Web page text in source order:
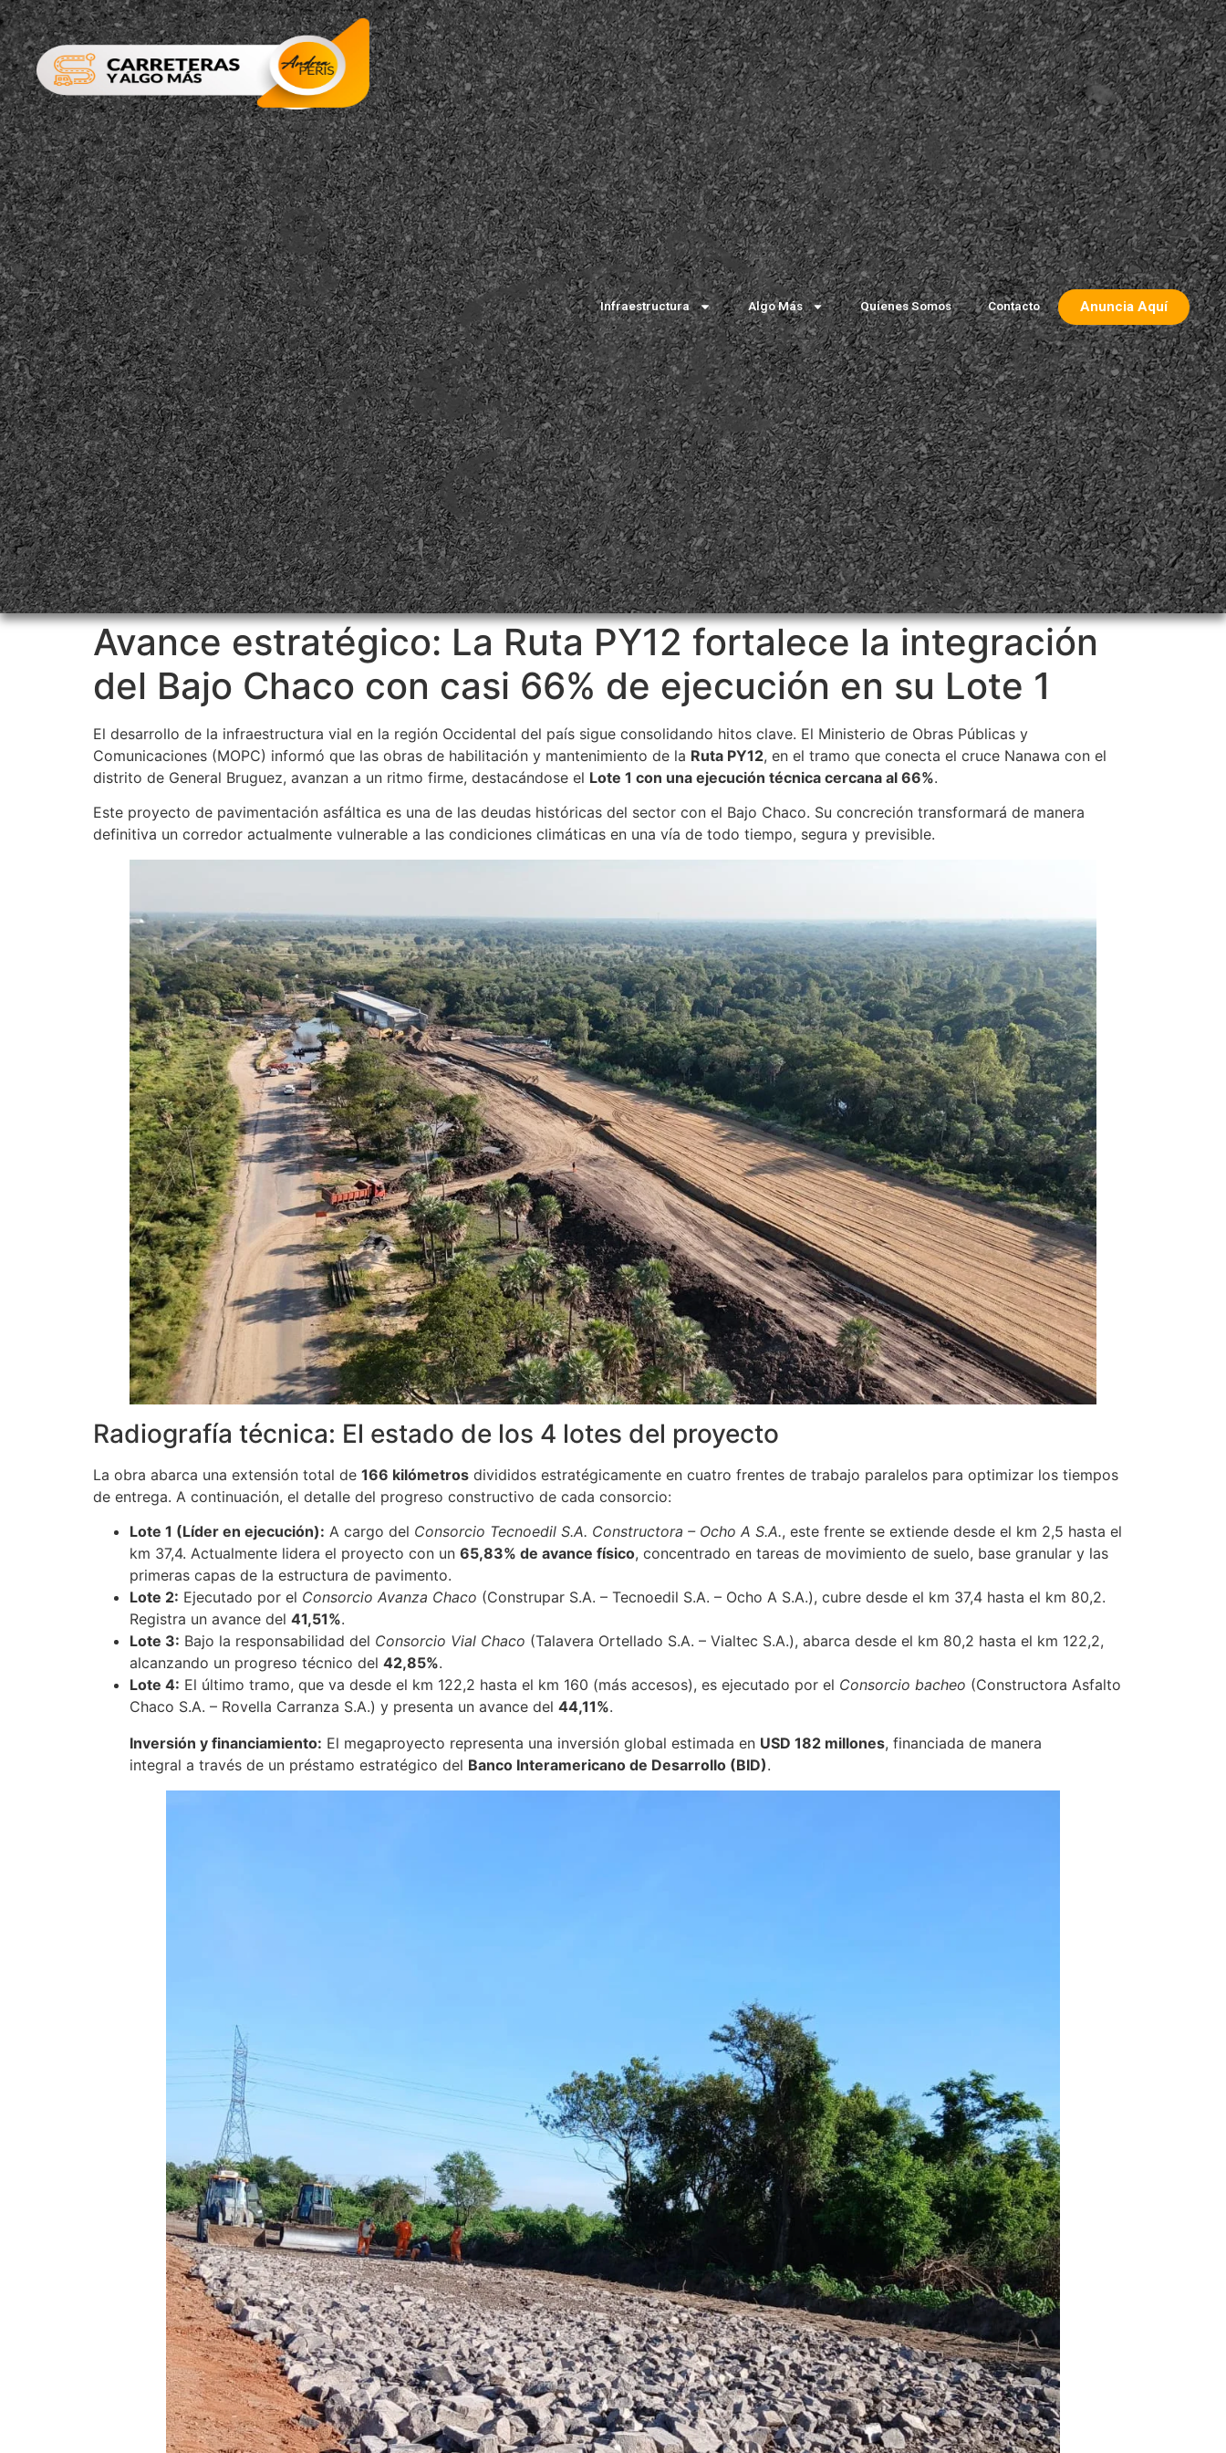
Anuncia Aquí
Infraestructura Algo Más Quienes Somos Contacto
Avance estratégico: La Ruta PY12 fortalece la integración
del Bajo Chaco con casi 66% de ejecución en su Lote 1
El desarrollo de la infraestructura vial en la región Occidental del país sigue consolidando hitos clave. El Ministerio de Obras Públicas y
Comunicaciones (MOPC) informó que las obras de habilitación y mantenimiento de la Ruta PY12, en el tramo que conecta el cruce Nanawa con el
distrito de General Bruguez, avanzan a un ritmo firme, destacándose el Lote 1 con una ejecución técnica cercana al 66%.
Este proyecto de pavimentación asfáltica es una de las deudas históricas del sector con el Bajo Chaco. Su concreción transformará de manera
definitiva un corredor actualmente vulnerable a las condiciones climáticas en una vía de todo tiempo, segura y previsible.
Radiografía técnica: El estado de los 4 lotes del proyecto
La obra abarca una extensión total de 166 kilómetros divididos estratégicamente en cuatro frentes de trabajo paralelos para optimizar los tiempos
de entrega. A continuación, el detalle del progreso constructivo de cada consorcio:
Lote 1 (Líder en ejecución): A cargo del Consorcio Tecnoedil S.A. Constructora – Ocho A S.A., este frente se extiende desde el km 2,5 hasta el
km 37,4. Actualmente lidera el proyecto con un 65,83% de avance físico, concentrado en tareas de movimiento de suelo, base granular y las
primeras capas de la estructura de pavimento.
Lote 2: Ejecutado por el Consorcio Avanza Chaco (Construpar S.A. – Tecnoedil S.A. – Ocho A S.A.), cubre desde el km 37,4 hasta el km 80,2.
Registra un avance del 41,51%.
Lote 3: Bajo la responsabilidad del Consorcio Vial Chaco (Talavera Ortellado S.A. – Vialtec S.A.), abarca desde el km 80,2 hasta el km 122,2,
alcanzando un progreso técnico del 42,85%.
Lote 4: El último tramo, que va desde el km 122,2 hasta el km 160 (más accesos), es ejecutado por el Consorcio bacheo (Constructora Asfalto
Chaco S.A. – Rovella Carranza S.A.) y presenta un avance del 44,11%.
Inversión y financiamiento: El megaproyecto representa una inversión global estimada en USD 182 millones, financiada de manera
integral a través de un préstamo estratégico del Banco Interamericano de Desarrollo (BID).